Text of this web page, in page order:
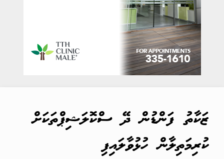
ޒަކާތު ފަންޑުން ދޭ ސްކޮލަޝިޕްތަކަށް
ކުރިމަތިލާން ހުޅުވާލައިފި